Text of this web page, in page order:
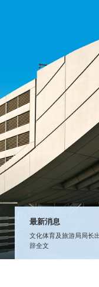
最新消息
文化体育及旅游局局长
辞全文